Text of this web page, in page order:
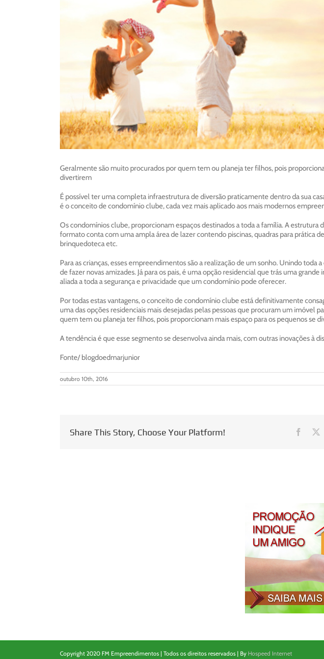
Geralmente são muito procurados por quem tem ou planeja ter filhos, pois
divertirem
É possível ter uma completa infraestrutura de diversão praticamente dentro da sua
é o conceito de condomínio clube, cada vez mais aplicado aos mais modernos
Os condomínios clube, proporcionam espaços destinados a toda a família. A
formato conta com uma ampla área de lazer contendo piscinas, quadras para prática
brinquedoteca etc.
Para as crianças, esses empreendimentos são a realização de um sonho. Unindo toda
de fazer novas amizades. Já para os pais, é uma opção residencial que trás uma
aliada a toda a segurança e privacidade que um condomínio pode oferecer.
Por todas estas vantagens, o conceito de condomínio clube está definitivamente
uma das opções residenciais mais desejadas pelas pessoas que procuram um imóvel
quem tem ou planeja ter filhos, pois proporcionam mais espaço para os pequenos se
A tendência é que esse segmento se desenvolva ainda mais, com outras inovações à
Fonte/ blogdoedmarjunior
outubro 10th, 2016
Share This Story, Choose Your Platform!
Copyright 2020 FM Empreendimentos | Todos os direitos reservados | By Hospeed Internet